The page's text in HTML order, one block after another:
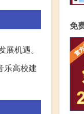
机遇。
乐高校建
免